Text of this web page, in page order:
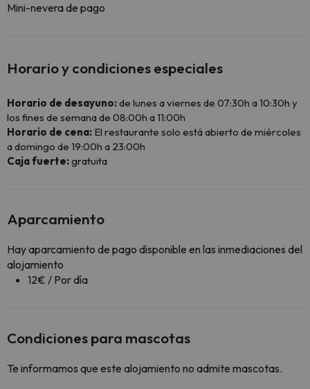
Mini-nevera de pago
Horario y condiciones especiales
Horario de desayuno:de lunes a viernes de 07:30h a 10:30h y
los fines de semana de 08:00h a 11:00h
Horario de cena: El restaurante solo está abierto de miércoles
a domingo de 19:00h a 23:00h
Caja fuerte:gratuita
Aparcamiento
Hay aparcamiento de pago disponible en las inmediaciones del
alojamiento
12€ / Por día
Condiciones para mascotas
Te informamos que este alojamiento no admite mascotas.